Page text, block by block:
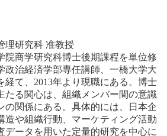
理研究科 准教授
院商学研究科博士後期課程を単位修
政治経済学部専任講師、一橋大学大
経て、2013年より現職にある。博士
たる関心は、組織メンバー間の意識
の関係にある。具体的には、日本企
造や組織行動、マーケティング活動
データを用いた定量的研究を中心に